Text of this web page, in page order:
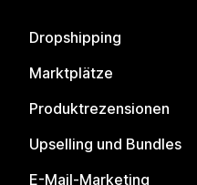
Dropshipping
Marktplätze
Produktrezensionen
Upselling und Bundles
E-Mail-Marketing